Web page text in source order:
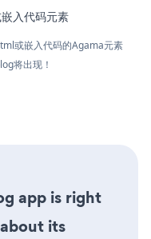
入代码元素
或嵌入代码的Agama元素
将出现！
app is right
its